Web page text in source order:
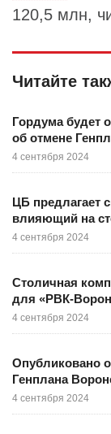
120,5 млн,
Читайте
Гордума будет
об отмене
4 сентября 2024
ЦБ предлагает
влияющий на
4 сентября 2024
Столичная
для «РВК-
4 сентября 2024
Опубликовано
Генплана
4 сентября 2024